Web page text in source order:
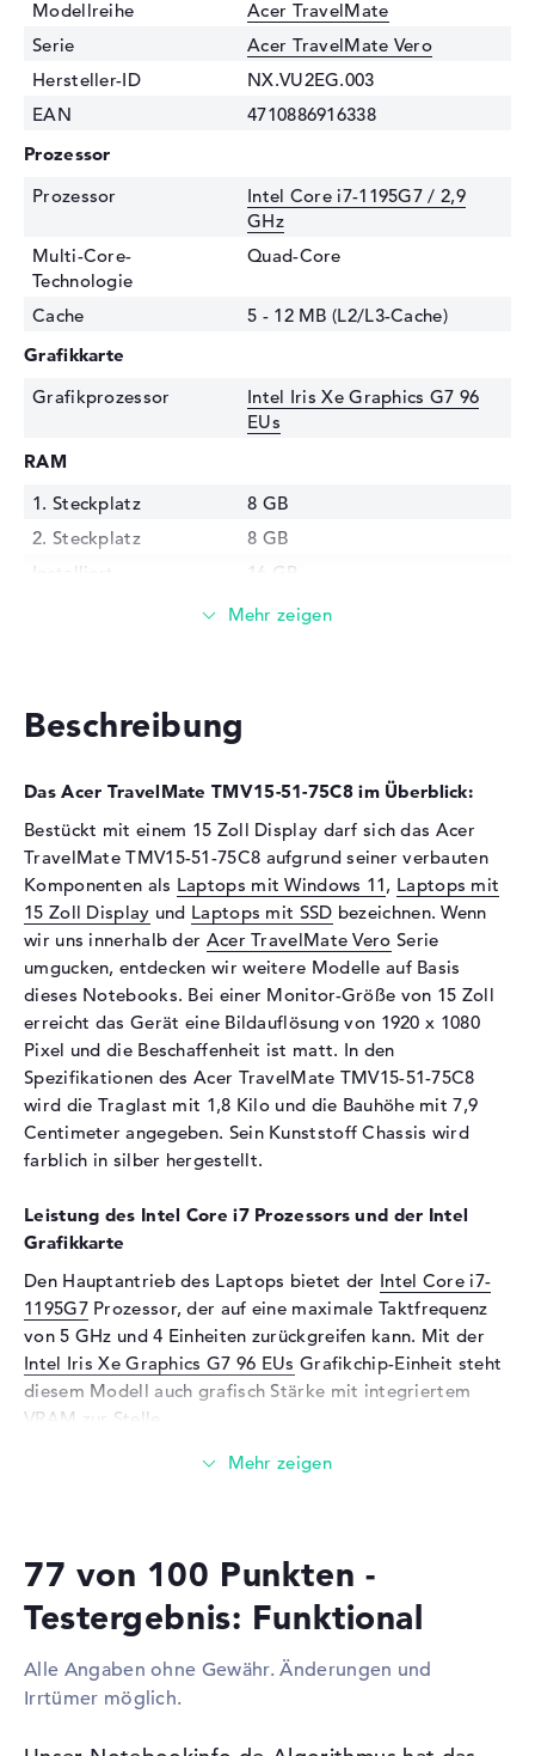
Modellreihe
Acer TravelMate
Serie
Acer TravelMate Vero
Hersteller-ID
NX.VU2EG.003
EAN
4710886916338
Prozessor
Prozessor
Intel Core i7-1195G7 / 2,9
GHz
Multi-Core-
Technologie
Quad-Core
Cache
5 - 12 MB (L2/L3-Cache)
Grafikkarte
Grafikprozessor
Intel Iris Xe Graphics G7 96
EUs
RAM
1. Steckplatz
8 GB
2. Steckplatz
8 GB
Installiert
16 GB
DDR4 SDRAM - PC4-25600 -
Festplatte
Optische Speicher
Laufwerks-Typ
ohne Laufwerk
Display
Display-Typ
15,6" TFT
Max. Auflösung
1920 x 1080
Auflösungstyp
Full-HD
Besonderheiten
Display, matt, LED-
Hintergrundbeleuchtung, IPS
Panel
Audio
Technologie
Mikrofon
vorhanden
Webcam
Sensorauflösung
0,9 MP
Eingabegeräte
Eingabegeräte
Multi-Touch-Trackpad,
Tastatur
WLAN
802.11a, 802.11ac, 802.11ax,
Bluetooth
Bluetooth 5.1
Erweiterung / Konnektivität
Schnittstellen
Beschreibung
Das Acer TravelMate TMV15-51-75C8 im Überblick:
Bestückt mit einem 15 Zoll Display darf sich das Acer
TravelMate TMV15-51-75C8 aufgrund seiner verbauten
Komponenten als Laptops mit Windows 11, Laptops mit
15 Zoll Display und Laptops mit SSD bezeichnen. Wenn
wir uns innerhalb der Acer TravelMate Vero Serie
umgucken, entdecken wir weitere Modelle auf Basis
dieses Notebooks. Bei einer Monitor-Größe von 15 Zoll
erreicht das Gerät eine Bildauflösung von 1920 x 1080
Pixel und die Beschaffenheit ist matt. In den
Spezifikationen des Acer TravelMate TMV15-51-75C8
wird die Traglast mit 1,8 Kilo und die Bauhöhe mit 7,9
Centimeter angegeben. Sein Kunststoff Chassis wird
farblich in silber hergestellt.
Leistung des Intel Core i7 Prozessors und der Intel
Grafikkarte
Den Hauptantrieb des Laptops bietet der Intel Core i7-
1195G7Prozessor, der auf eine maximale Taktfrequenz
von 5 GHz und 4 Einheiten zurückgreifen kann. Mit der
Intel Iris Xe Graphics G7 96 EUs Grafikchip-Einheit steht
diesem Modell auch grafisch Stärke mit integriertem
VRAM zur Stelle.
Wieviel Speicher hat das Acer TravelMate TMV15-51-
setzt auf die DDR4 SDRAM (PC4-25600 - 3200 MHz)
verbaut werden. Die Speicherkapazität dieses Gerätes
klassische Festplatte eingesetzt.
77 von 100 Punkten -
Testergebnis: Funktional
Alle Angaben ohne Gewähr. Änderungen und
Irrtümer möglich.